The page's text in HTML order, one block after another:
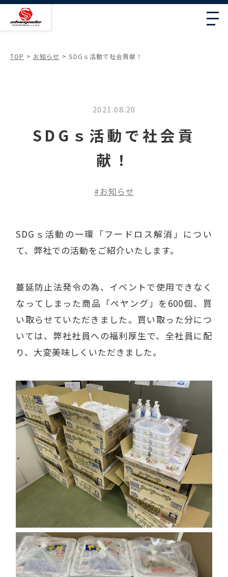
TOP お知らせ SDGｓ活動で社会貢献！
2021.08.20
SDGｓ活動で社会貢
献！
お知らせ
SDGｓ活動の一環「フードロス解消」につい
て、弊社での活動をご紹介いたします。
蔓延防止法発令の為、イベントで使用できなく
なってしまった商品「ペヤング」を600個、買
い取らせていただきました。買い取った分につ
いては、弊社社員への福利厚生で、全社員に配
り、大変美味しくいただきました。